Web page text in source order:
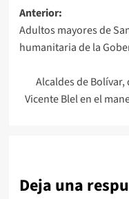
Navegación
de
entradas
Anterior:
Adultos mayores de
humanitaria de la
Alcaldes de
Vicente Blel en el
Deja una